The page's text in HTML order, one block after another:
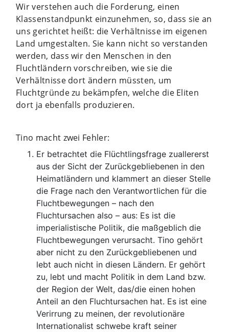
Wir verstehen auch die Forderung, einen
Klassenstandpunkt einzunehmen, so, dass sie an
uns gerichtet heißt: die Verhältnisse im eigenen
Land umgestalten. Sie kann nicht so verstanden
werden, dass wir den Menschen in den
Fluchtländern vorschreiben, wie sie die
Verhältnisse dort ändern müssten, um
Fluchtgründe zu bekämpfen, welche die Eliten
dort ja ebenfalls produzieren.
Tino macht zwei Fehler:
Er betrachtet die Flüchtlingsfrage zuallererst
aus der Sicht der Zurückgebliebenen in den
Heimatländern und klammert an dieser Stelle
die Frage nach den Verantwortlichen für die
Fluchtbewegungen – nach den
Fluchtursachen also – aus: Es ist die
imperialistische Politik, die maßgeblich die
Fluchtbewegungen verursacht. Tino gehört
aber nicht zu den Zurückgebliebenen und
lebt auch nicht in diesen Ländern. Er gehört
zu, lebt und macht Politik in dem Land bzw.
der Region der Welt, das/die einen hohen
Anteil an den Fluchtursachen hat. Es ist eine
Verirrung zu meinen, der revolutionäre
Internationalist schwebe kraft seiner